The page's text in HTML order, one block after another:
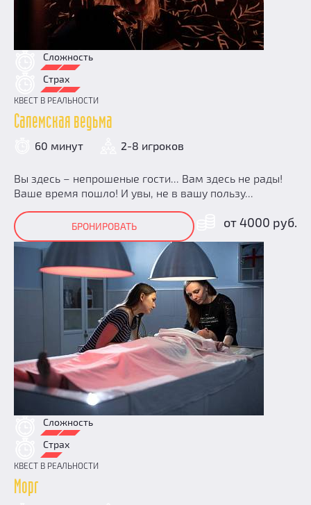
Сложность
Страх
КВЕСТ В РЕАЛЬНОСТИ
Салемская ведьма
60 минут 2-8 игроков
Вы здесь – непрошеные гости... Вам здесь не рады!
Ваше время пошло! И увы, не в вашу пользу...
от 4000 руб.
БРОНИРОВАТЬ
Сложность
Страх
КВЕСТ В РЕАЛЬНОСТИ
Морг